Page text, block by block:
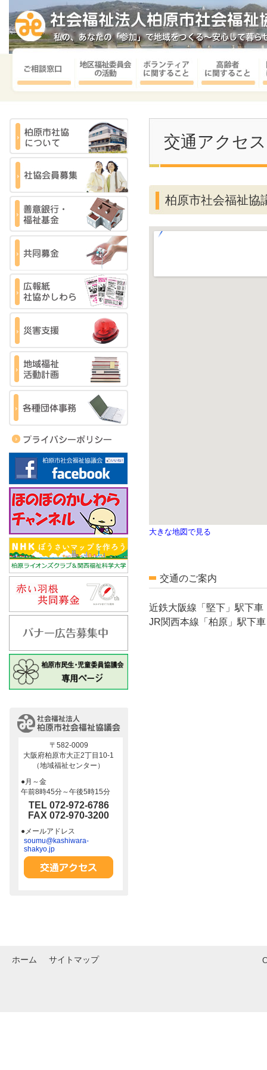
交通アクセ
柏原市社会福祉協
大きな地図で見る
交通のご案内
近鉄大阪線「堅下」駅下
JR関西本線「柏原」駅下
〒582-0009
大阪府柏原市大正2丁目10-1
（地域福祉センター）
●月～金
午前8時45分～午後5時15分
TEL 072-972-6786
FAX 072-970-3200
●メールアドレス
soumu@kashiwara-
shakyo.jp
ホーム サイトマップ